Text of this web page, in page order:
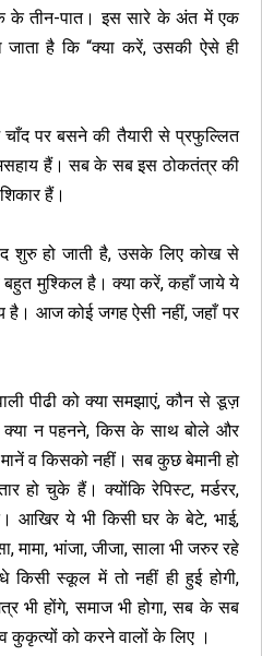
के तीन-पात। इस सारे के अंत में एक
जाता है कि “क्या करें, उसकी ऐसे ही
पर बसने की तैयारी से प्रफुल्लित
हैं। सब के सब इस ठोकतंत्र की
हैं।
शुरु हो जाती है, उसके लिए कोख से
बहुत मुश्किल है। क्या करें, कहाँ जाये ये
है। आज कोई जगह ऐसी नहीं, जहाँ पर
पीढी को क्या समझाएं, कौन से डूज़
क्या न पहनने, किस के साथ बोले और
व किसको नहीं। सब कुछ बेमानी हो
हो चुके हैं। क्योंकि रेपिस्ट, मर्डरर,
आखिर ये भी किसी घर के बेटे, भाई,
मामा, भांजा, जीजा, साला भी जरुर रहे
किसी स्कूल में तो नहीं ही हुई होगी,
भी होंगे, समाज भी होगा, सब के सब
व कुकृत्यों को करने वालों के लिए ।